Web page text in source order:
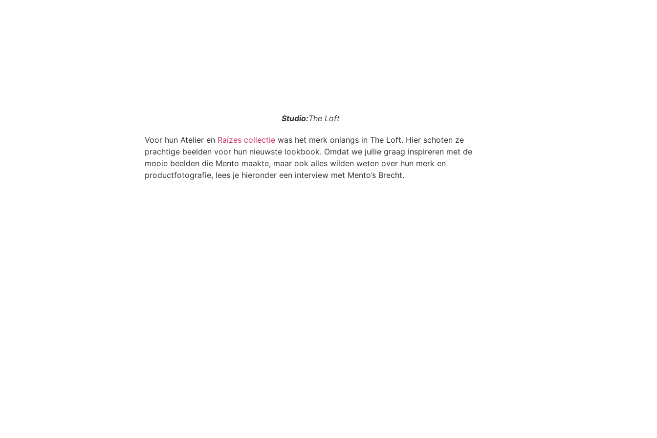
Studio:The Loft
Voor hun Atelier en Raízes collectie was het merk onlangs in The Loft. Hier schoten ze
prachtige beelden voor hun nieuwste lookbook. Omdat we jullie graag inspireren met de
mooie beelden die Mento maakte, maar ook alles wilden weten over hun merk en
productfotografie, lees je hieronder een interview met Mento’s Brecht.